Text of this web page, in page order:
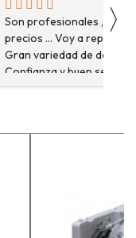
Son profesionales ,
precios ... Voy a repetir
Gran variedad de
Confianza y buen servicio.
〉